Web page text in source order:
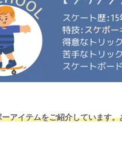
アイテムをご紹介しています